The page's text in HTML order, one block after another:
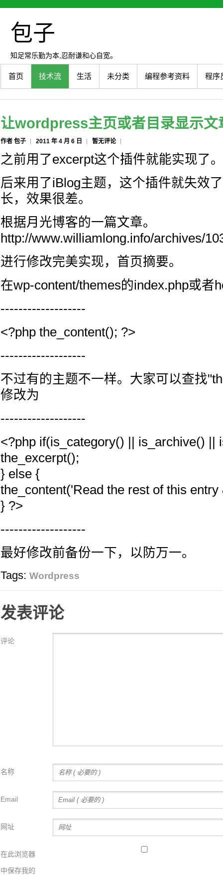
包子
知足常乐勤为本,忍耐谦和心自宽。
首页 技术流 生活 未分类 编程参考资料 程序
让wordpress主页或者目录显示文
作者 包子 2011 年 4 月 6 日 暂无评论
之前用了excerpt这个插件就能实现了。
后来用了iBlog主题，这个插件就失效
长，效果很差。
根据月光博客的一篇文章。
http://www.williamlong.info/archives/
进行修改完美实现，首页摘要。
在wp-content/themes的index.php或者
-------------------
<?php the_content(); ?>
-------------------
不过有的主题不一样。大家可以查找
修改为
-------------------
<?php if(is_category() || is_archive() ||
the_excerpt();
} else {
the_content('Read the rest of this entry
} ?>
-------------------
最好修改前备份一下，以防万一。
Tags: Wordpress
发表评论
评论
名称
Email
网址
在此浏览器
中保存我的